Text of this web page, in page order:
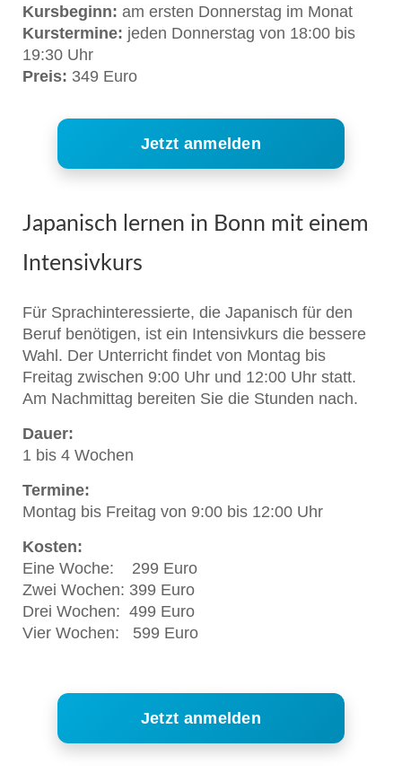
Kursbeginn: am ersten Donnerstag im Monat
Kurstermine: jeden Donnerstag von 18:00 bis
19:30 Uhr
Preis: 349 Euro
Jetzt anmelden
Japanisch lernen in Bonn mit einem
Intensivkurs
Für Sprachinteressierte, die Japanisch für den
Beruf benötigen, ist ein Intensivkurs die bessere
Wahl. Der Unterricht findet von Montag bis
Freitag zwischen 9:00 Uhr und 12:00 Uhr statt.
Am Nachmittag bereiten Sie die Stunden nach.
Dauer:
1 bis 4 Wochen
Termine:
Montag bis Freitag von 9:00 bis 12:00 Uhr
Kosten:
Eine Woche: 299 Euro
Zwei Wochen: 399 Euro
Drei Wochen: 499 Euro
Vier Wochen: 599 Euro
Jetzt anmelden